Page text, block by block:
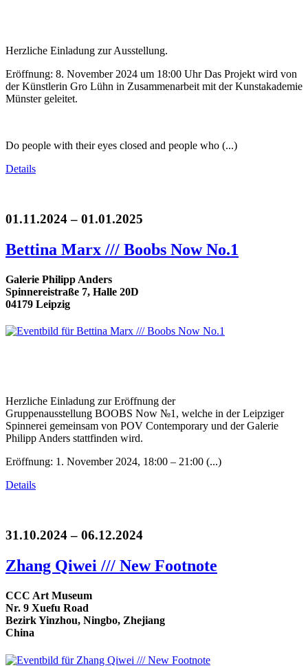
Herzliche Einladung zur Ausstellung.
Eröffnung: 8. November 2024 um 18:00 Uhr Das Projekt wird von
der Künstlerin Gro Lühn in Zusammenarbeit mit der Kunstakademie
Münster geleitet.
Do people with their eyes closed and people who (...)
Details
01.11.2024 – 01.01.2025
Bettina Marx /// Boobs Now No.1
Galerie Philipp Anders
Spinnereistraße 7, Halle 20D
04179 Leipzig
Herzliche Einladung zur Eröffnung der
Gruppenausstellung BOOBS Now №1, welche in der Leipziger
Spinnerei gemeinsam von POV Contemporary und der Galerie
Philipp Anders stattfinden wird.
Eröffnung: 1. November 2024, 18:00 – 21:00 (...)
Details
31.10.2024 – 06.12.2024
Zhang Qiwei /// New Footnote
CCC Art Museum
Nr. 9 Xuefu Road
Bezirk Yinzhou, Ningbo, Zhejiang
China